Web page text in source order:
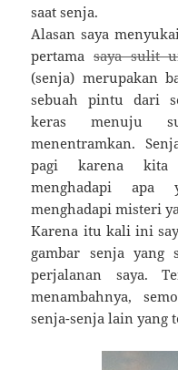
saat senja.
Alasan saya
pertamasaya sulit
(senja) merupakan
sebuah pintu dari
keras menuju
menentramkan.
pagi karena kita
menghadapi
menghadapi misteri
Karena itu kali ini
gambar senja yang
perjalanan saya.
menambahnya,
senja-senja lain yang